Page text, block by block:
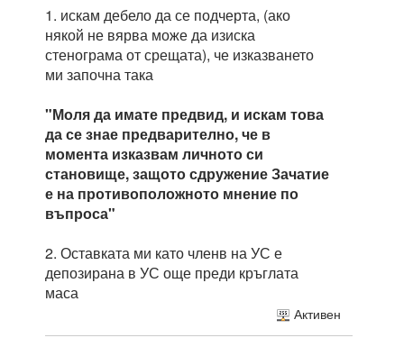
1. искам дебело да се подчерта, (ако
някой не вярва може да изиска
стенограма от срещата), че изказването
ми започна така
"Моля да имате предвид, и искам това
да се знае предварително, че в
момента изказвам личното си
становище, защото сдружение Зачатие
е на противоположното мнение по
въпроса"
2. Оставката ми като членв на УС е
депозирана в УС още преди кръглата
маса
Активен